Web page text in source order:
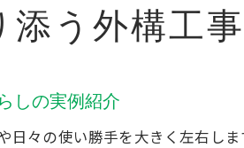
添う外構工
しの実例紹介
日々の使い勝手を大きく左右し